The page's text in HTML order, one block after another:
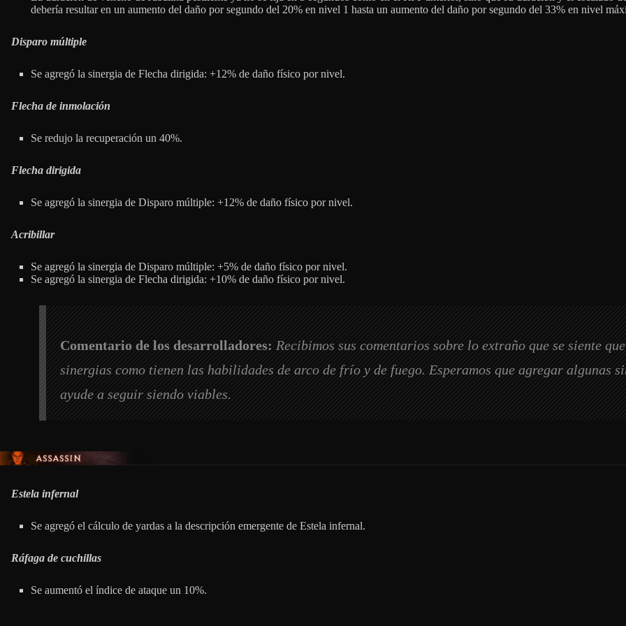
debería resultar en un aumento del daño por segundo del 20% en nivel 1 hasta un aumento del daño por segundo del 33% en nivel
Disparo múltiple
Se agregó la sinergia de Flecha dirigida: +12% de daño físico por nivel.
Flecha de inmolación
Se redujo la recuperación un 40%.
Flecha dirigida
Se agregó la sinergia de Disparo múltiple: +12% de daño físico por nivel.
Acribillar
Se agregó la sinergia de Disparo múltiple: +5% de daño físico por nivel.
Se agregó la sinergia de Flecha dirigida: +10% de daño físico por nivel.
Comentario de los desarrolladores:Recibimos sus comentarios sobre lo extraño que se siente
sinergias como tienen las habilidades de arco de frío y de fuego. Esperamos que agregar algunas
ayude a seguir siendo viables.
ASESINA
Estela infernal
Se agregó el cálculo de yardas a la descripción emergente de Estela infernal.
Ráfaga de cuchillas
Se aumentó el índice de ataque un 10%.